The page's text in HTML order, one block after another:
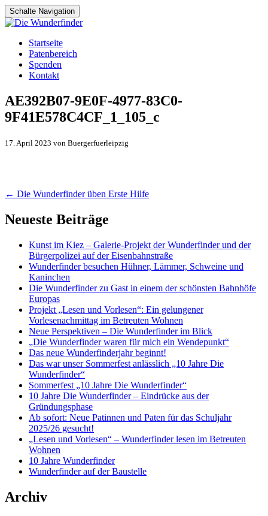
Schalte Navigation
Zum
Inhalt
springen
Startseite
Patenbereich
Spenden
Kontakt
AE392B07-9E0F-4977-83C0-
9F41E578C4CF_1_105_c
17. April 2023 von Buergerfuerleipzig
Artikel-
Navigation
← Die Wunderfinder üben Erste Hilfe
Neueste Beiträge
Kunst im Kiez – Galerie-Projekt der Wunderfinder und der
Bürgerpolizei auf der Eisenbahnstraße
Wunderfinder besuchen Hühner, Lämmer, Schweine und
Kaninchen
Die Wunderfinder zu Gast in einem der schönsten Bahnhöfe
Europas
Projekt „Lesen und Vorlesen“: Ein gelungener
Vorlesenachmittag im Betreuten Wohnen
Neue Perspektiven – Die Wunderfinder im Blick
„Die Wunderfinder waren für mich ein Wendepunkt“
Das neue Wunderfinderjahr beginnt!
Das war unser Sommerfest anlässlich „10 Jahre Die
Wunderfinder“
Sommerfest „10 Jahre Die Wunderfinder“
10 Jahre Die Wunderfinder – Eindrücke aus der
Gründungsphase
Ab sofort: Neue Patinnen und Paten für das Schuljahr
2025/26 gesucht!
„Lesen und Vorlesen“ – Wunderfinder lesen im Betreuten
Wohnen
10 Jahre Wunderfinder
Wunderfinder auf der Baustelle
Archiv